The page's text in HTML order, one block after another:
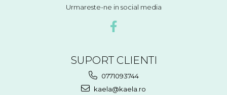
Urmareste-ne in social media
SUPORT CLIENTI
0771093744
kaela@kaela.ro